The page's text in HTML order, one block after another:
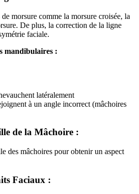
morsure comme la morsure croisée, la
De plus, la correction de la ligne
faciale.
mandibulaires :
latéralement
à un angle incorrect (mâchoires
de la Mâchoire :
des mâchoires pour obtenir un aspect
Faciaux :